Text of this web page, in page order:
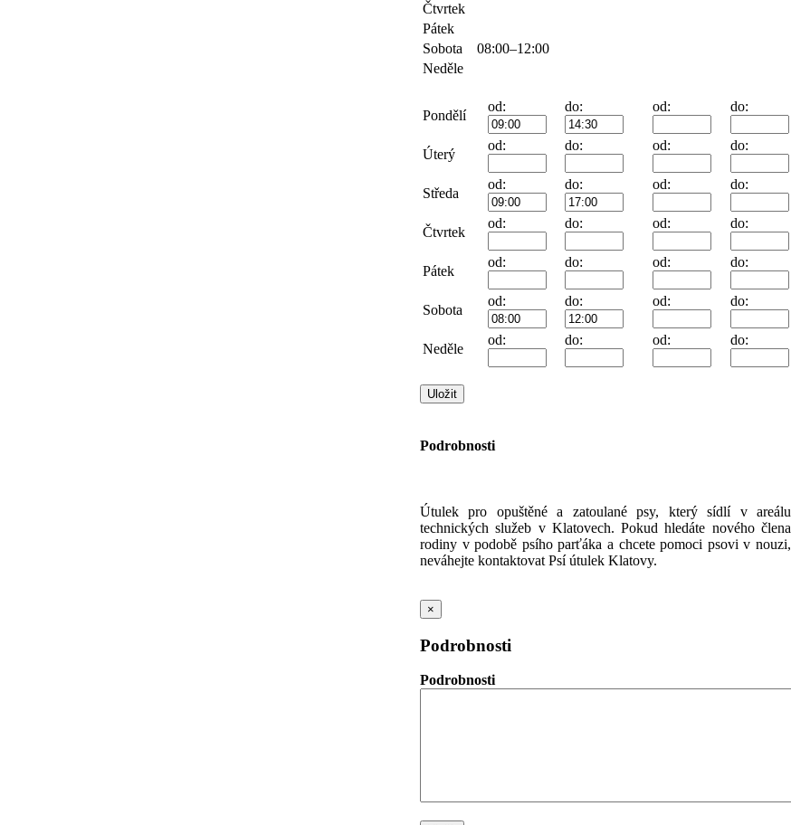
Čtvrtek
Pátek
Sobota
08:00–12:00
Neděle
Pondělí
od: do: od: do:
Úterý
od: do: od: do:
Středa
od: do: od: do:
Čtvrtek
od: do: od: do:
Pátek
od: do: od: do:
Sobota
od: do: od: do:
Neděle
od: do: od: do:
Podrobnosti
Útulek pro opuštěné a zatoulané psy, který sídlí v areálu
technických služeb v Klatovech. Pokud hledáte nového člena
rodiny v podobě psího parťáka a chcete pomoci psovi v nouzi,
neváhejte kontaktovat Psí útulek Klatovy.
×
Podrobnosti
Podrobnosti